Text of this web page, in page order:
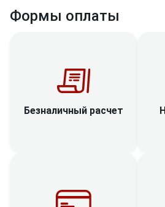
Формы оплаты
Безналичный расчет